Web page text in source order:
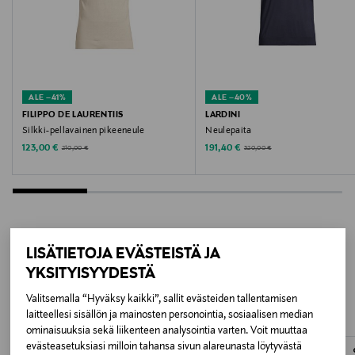
LISÄTIETOJA EVÄSTEISTÄ JA
YKSITYISYYDESTÄ
Valitsemalla “Hyväksy kaikki”, sallit evästeiden tallentamisen
laitteellesi sisällön ja mainosten personointia, sosiaalisen median
ominaisuuksia sekä liikenteen analysointia varten. Voit muuttaa
evästeasetuksiasi milloin tahansa sivun alareunasta löytyvästä
Valmistusmaa
Valmistajan tuotenumero
MSH5090
Lästmakargatan 20 (1TR), SE-111 44 Stockholm,
Digitaalinen osoite
customer.service@barbour.com
ALE –41%
FILIPPO DE LAURENTIIS
Silkki-pellavainen pikeeneule
Discounted Price
123,00 € Original Price
210,00 €
ALE –40%
LARDINI
Neulepaita
Discounted Price
191,40 € Original Price
320,00 €
LISÄÄ KIINNOSTAVIA
TUOTTEITA